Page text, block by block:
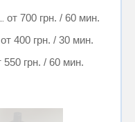
от 700 грн. / 60 мин.
от 400 грн. / 30 мин.
550 грн. / 60 мин.